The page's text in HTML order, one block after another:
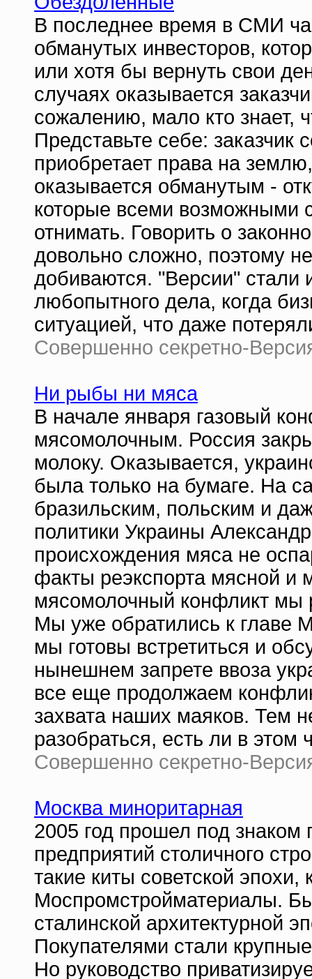
В последнее время в СМИ
обманутых инвесторов,
или хотя бы вернуть свои
случаях оказывается
сожалению, мало кто знает,
Представьте себе:
приобретает права на
оказывается обманутым -
которые всеми возможными
отнимать. Говорить о
довольно сложно, поэтому
добиваются. "Версии" стали
любопытного дела, когда
ситуацией, что даже
Совершенно секретно-
Ни рыбы ни мяса
В начале января газовый
мясомолочным. Россия
молоку. Оказывается,
была только на бумаге. На
бразильским, польским и
политики Украины
происхождения мяса не
факты реэкспорта мясной и
мясомолочный конфликт мы
Мы уже обратились к главе
мы готовы встретиться и
нынешнем запрете ввоза
все еще продолжаем
захвата наших маяков. Тем
разобраться, есть ли в этом
Совершенно секретно-
Москва миноритарная
2005 год прошел под знаком
предприятий столичного
такие киты советской
Моспромстройматериалы.
сталинской архитектурной
Покупателями стали
Но руководство